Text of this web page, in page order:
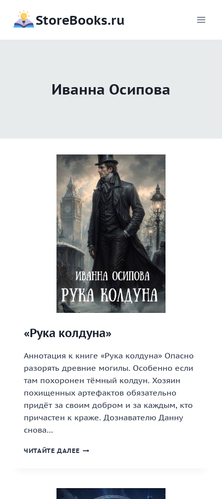
содержимому
StoreBooks.ru
Иванна Осипова
«Рука колдуна»
Аннотация к книге «Рука колдуна» Опасно
разорять древние могилы. Особенно если
там похоронен тёмный колдун. Хозяин
похищенных артефактов обязательно
придёт за своим добром и за каждым, кто
причастен к краже. Дознавателю Данну
снова…
ЧИТАЙТЕ ДАЛЕЕ «РУКА